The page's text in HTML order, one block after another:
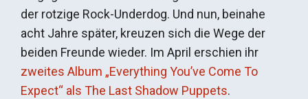
der rotzige Rock-Underdog. Und nun, beinahe
acht Jahre später, kreuzen sich die Wege der
beiden Freunde wieder. Im April erschien ihr
zweites Album „Everything You’ve Come To
Expect“ als The Last Shadow Puppets.